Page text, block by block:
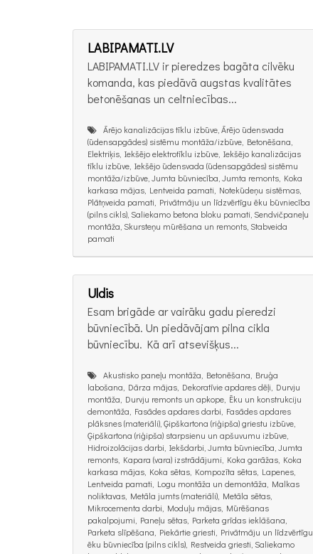
LABIPAMATI.LV
LABIPAMATI.LV ir pieredzes bagāta cilvēku
komanda, kas piedāvā augstas kvalitātes
betonēšanas un celtniecības...
Ārējo kanalizācijas tīklu izbūve, Ārējo ūdensvada
(ūdensapgādes) sistēmu montāža/izbūve, Betonēšana,
Elektriķis, Iekšējo elektrotīklu izbūve, Iekšējo kanalizācijas
tīklu izbūve, Iekšējo ūdensvada (ūdensapgādes) sistēmu
montāža/izbūve, Jumta būvniecība, Jumta remonts, Koka
karkasa mājas, Lentveida pamati, Notekūdeņu sistēmas,
Plātņveida pamati, Privātmāju un līdzvērtīgu ēku būvniecība
(pilns cikls), Saliekamo betona bloku pamati, Sendvičpaneļu
montāža, Skursteņu mūrēšana un remonts, Stabveida
pamati
Uldis
Esam brigāde ar vairāku gadu pieredzi
būvniecībā. Un piedāvājam pilna cikla
būvniecību. Kā arī atsevišķus...
Akustisko paneļu montāža, Betonēšana, Bruģa
labošana, Dārza mājas, Dekoratīvie apdares dēļi, Durvju
montāža, Durvju remonts un apkope, Ēku un konstrukciju
demontāža, Fasādes apdares darbi, Fasādes apdares
plāksnes (materiāli), Ģipškartona (riģipša) griestu izbūve,
Ģipškartona (riģipša) starpsienu un apšuvumu izbūve,
Hidroizolācijas darbi, Iekšdarbi, Jumta būvniecība, Jumta
remonts, Kapara (vara) izstrādājumi, Koka garāžas, Koka
karkasa mājas, Koka sētas, Kompozīta sētas, Lapenes,
Lentveida pamati, Logu montāža un demontāža, Malkas
noliktavas, Metāla jumts (materiāli), Metāla sētas,
Mikrocementa darbi, Moduļu mājas, Mūrēšanas
pakalpojumi, Paneļu sētas, Parketa grīdas ieklāšana,
Parketa slīpēšana, Piekārtie griesti, Privātmāju un līdzvērtīgu
ēku būvniecība (pilns cikls), Restveida griesti, Saliekamo